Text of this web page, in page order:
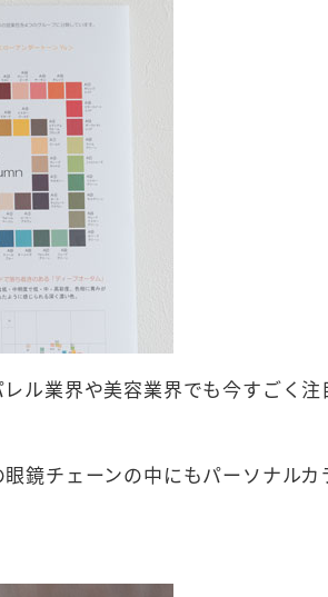
ル業界や美容業界でも今すごく注
鏡チェーンの中にもパーソナルカ